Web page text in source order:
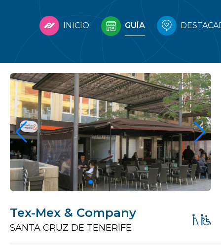
INICIO GUÍA
Tex-Mex & Company
SANTA CRUZ DE TENERIFE